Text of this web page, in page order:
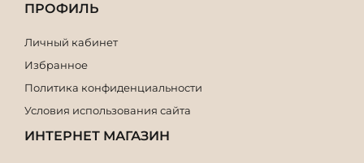
ПРОФИЛЬ
Личный кабинет
Избранное
Политика конфиденциальности
Условия использования сайта
ИНТЕРНЕТ МАГАЗИН